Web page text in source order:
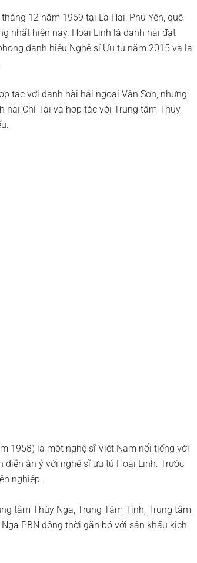
12 năm 1969 tại La Hai, Phú Yên, quê
nhất hiện nay. Hoài Linh là danh hài đạt
danh hiệu Nghệ sĩ Ưu tú năm 2015 và là
tác với danh hài hải ngoại Vân Sơn, nhưng
hài Chí Tài và hợp tác với Trung tâm Thúy
1958) là một nghệ sĩ Việt Nam nổi tiếng với
ăn ý với nghệ sĩ ưu tú Hoài Linh. Trước
nghiệp.
tâm Thúy Nga, Trung Tâm Tình, Trung tâm
PBN đồng thời gắn bó với sân khấu kịch